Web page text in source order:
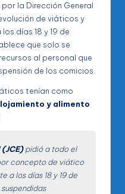
la Dirección General
de viáticos y
días 18 y 19 de
que solo se
al personal que
de los comicios.
tenían como
y alimento
pidió a todo el
concepto de viático
a los días 18 y 19 de